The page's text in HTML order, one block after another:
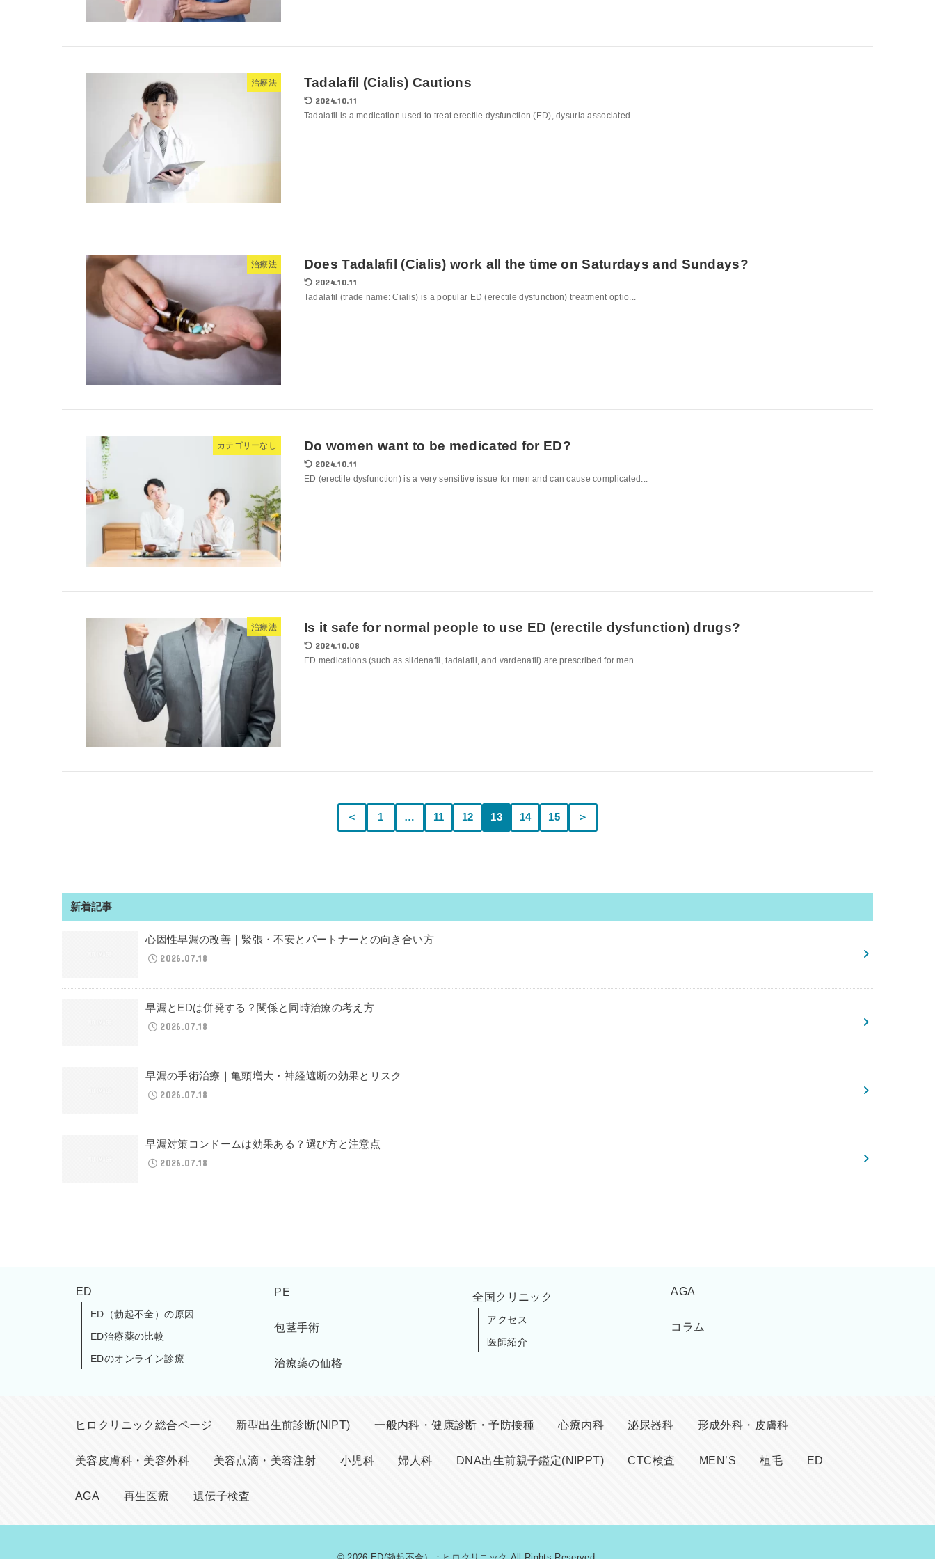
治療法 Tadalafil (Cialis) Cautions
2024.10.11
Tadalafil is a medication used to treat erectile dysfunction (ED), dysuria associated...
治療法 Does Tadalafil (Cialis) work all the time on Saturdays and Sundays?
2024.10.11
Tadalafil (trade name: Cialis) is a popular ED (erectile dysfunction) treatment optio...
カテゴリーなし Do women want to be medicated for ED?
2024.10.11
ED (erectile dysfunction) is a very sensitive issue for men and can cause complicated...
治療法 Is it safe for normal people to use ED (erectile dysfunction) drugs?
2024.10.08
ED medications (such as sildenafil, tadalafil, and vardenafil) are prescribed for men...
＜ 1 … 11 12 13 14 15 ＞
新着記事
心因性早漏の改善｜緊張・不安とパートナーとの向き合い方
2026.07.18
早漏とEDは併発する？関係と同時治療の考え方
2026.07.18
早漏の手術治療｜亀頭増大・神経遮断の効果とリスク
2026.07.18
早漏対策コンドームは効果ある？選び方と注意点
2026.07.18
ED
ED（勃起不全）の原因
ED治療薬の比較
EDのオンライン診療
PE
包茎手術
治療薬の価格
全国クリニック
アクセス
医師紹介
AGA
コラム
ヒロクリニック総合ページ 新型出生前診断(NIPT) 一般内科・健康診断・予防接種 心療内科 泌尿器科 形成外科・皮膚科
美容皮膚科・美容外科 美容点滴・美容注射 小児科 婦人科 DNA出生前親子鑑定(NIPPT) CTC検査 MEN’S 植毛 ED
AGA 再生医療 遺伝子検査